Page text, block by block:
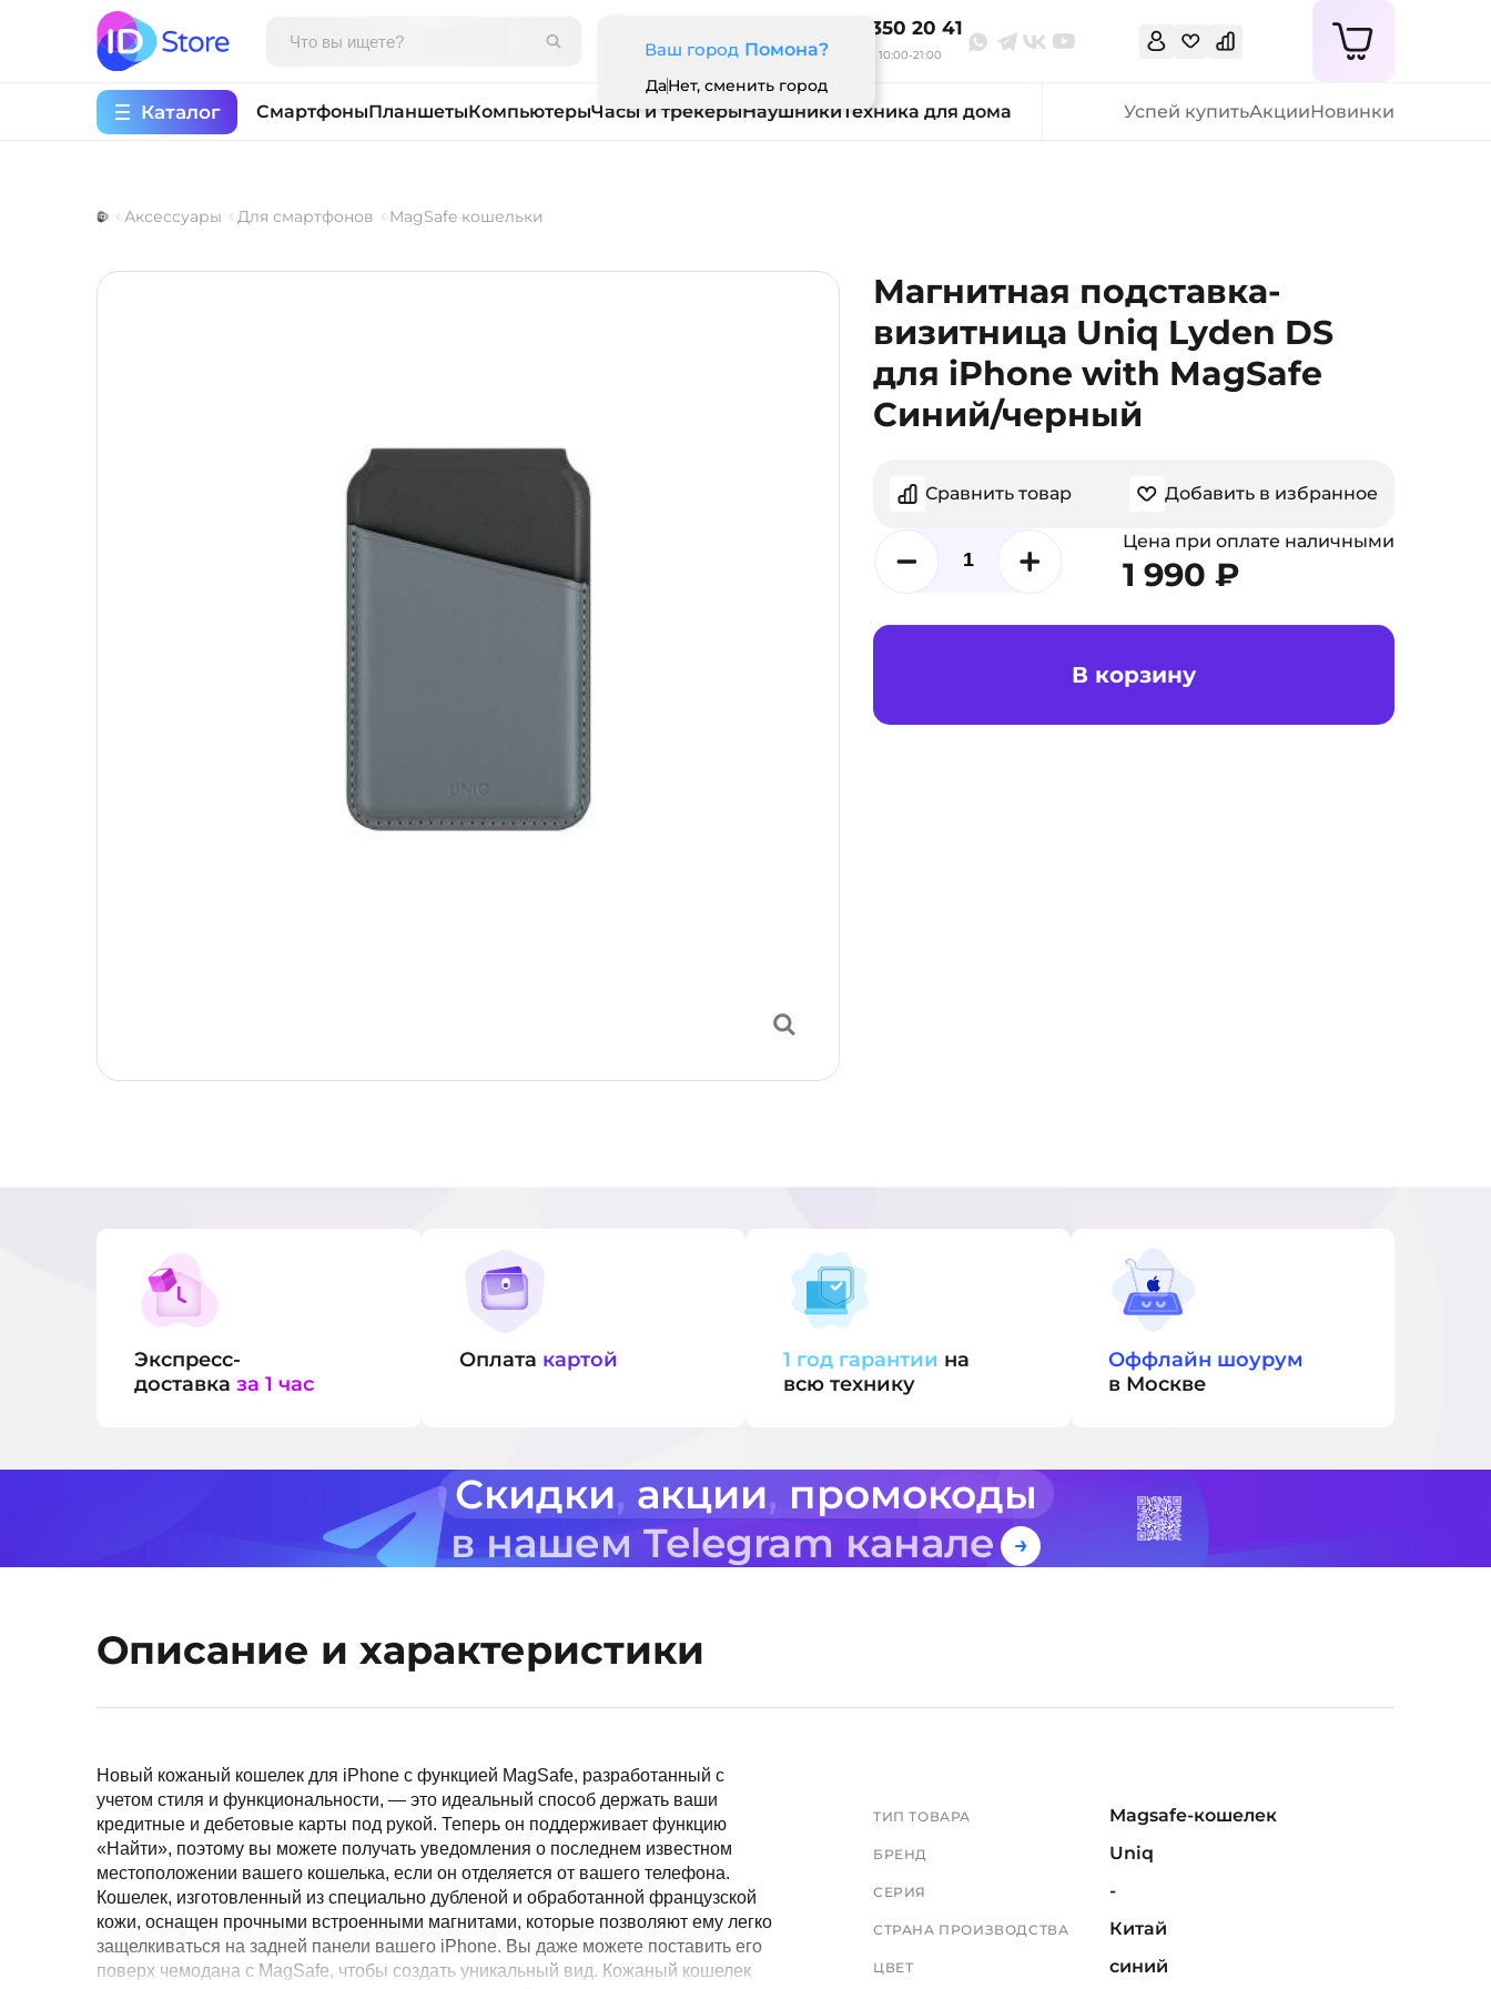
Ваш город Помона?
ДаНет, сменить город
8 800 350 20 41
Ежедневно 10:00-21:00
Каталог СмартфоныПланшетыКомпьютерыЧасы и трекерыНаушникиТехника для дома Успей купитьАкцииНовинки
Аксессуары Для смартфонов MagSafe кошельки
Магнитная подставка-
визитница Uniq Lyden DS
для iPhone with MagSafe
Синий/черный
Сравнить товар Добавить в избранное
Цена при оплате наличными
1 990 ₽
В корзину
Экспресс-
доставка за 1 час
Оплата картой 1 год гарантии на
всю технику
Оффлайн шоурум
в Москве
Скидки, акции, промокоды
в нашем Telegram канале
Описание и характеристики
Новый кожаный кошелек для iPhone с функцией MagSafe, разработанный с
учетом стиля и функциональности, — это идеальный способ держать ваши
кредитные и дебетовые карты под рукой. Теперь он поддерживает функцию
«Найти», поэтому вы можете получать уведомления о последнем известном
местоположении вашего кошелька, если он отделяется от вашего телефона.
Кошелек, изготовленный из специально дубленой и обработанной французской
кожи, оснащен прочными встроенными магнитами, которые позволяют ему легко
защелкиваться на задней панели вашего iPhone. Вы даже можете поставить его
поверх чемодана с MagSafe, чтобы создать уникальный вид. Кожаный кошелек
ТИП ТОВАРА Magsafe-кошелек
БРЕНД Uniq
СЕРИЯ -
СТРАНА ПРОИЗВОДСТВА Китай
ЦВЕТ синий